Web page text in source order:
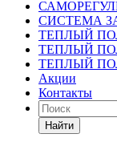
СИСТЕМА
ТЕПЛЫЙ
ТЕПЛЫЙ
ТЕПЛЫЙ
Акции
Контакты
Найти